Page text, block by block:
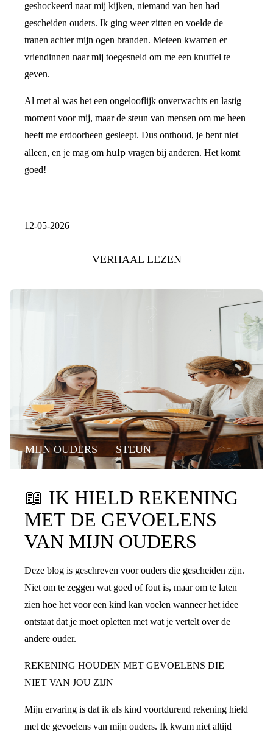
geshockeerd naar mij kijken, niemand van hen had
gescheiden ouders. Ik ging weer zitten en voelde de
tranen achter mijn ogen branden. Meteen kwamen er
vriendinnen naar mij toegesneld om me een knuffel te
geven.
Al met al was het een ongelooflijk onverwachts en lastig
moment voor mij, maar de steun van mensen om me heen
heeft me erdoorheen gesleept. Dus onthoud, je bent niet
alleen, en je mag om hulp vragen bij anderen. Het komt
goed!
12-05-2026
VERHAAL LEZEN
MIJN OUDERS STEUN
📖 IK HIELD REKENING
MET DE GEVOELENS
VAN MIJN OUDERS
Deze blog is geschreven voor ouders die gescheiden zijn.
Niet om te zeggen wat goed of fout is, maar om te laten
zien hoe het voor een kind kan voelen wanneer het idee
ontstaat dat je moet opletten met wat je vertelt over de
andere ouder.
REKENING HOUDEN MET GEVOELENS DIE
NIET VAN JOU ZIJN
Mijn ervaring is dat ik als kind voortdurend rekening hield
met de gevoelens van mijn ouders. Ik kwam niet altijd